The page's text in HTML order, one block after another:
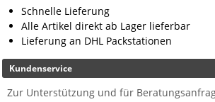
Schnelle Lieferung
Alle Artikel direkt ab Lager lieferbar
Lieferung an DHL Packstationen
Kundenservice
Zur Unterstützung und für